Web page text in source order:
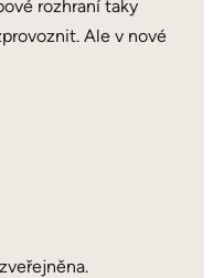
rozhraní taky
Ale v nové